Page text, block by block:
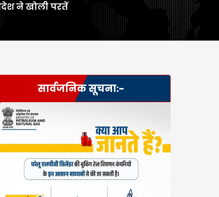
ने खोली परतें
सार्वजनिक सूचना:-